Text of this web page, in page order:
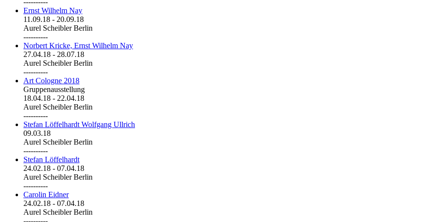
Ernst Wilhelm Nay
11.09.18 - 20.09.18
Aurel Scheibler Berlin
----------
Norbert Kricke, Ernst Wilhelm Nay
27.04.18 - 28.07.18
Aurel Scheibler Berlin
----------
Art Cologne 2018
Gruppenausstellung
18.04.18 - 22.04.18
Aurel Scheibler Berlin
----------
Stefan Löffelhardt Wolfgang Ullrich
09.03.18
Aurel Scheibler Berlin
----------
Stefan Löffelhardt
24.02.18 - 07.04.18
Aurel Scheibler Berlin
----------
Carolin Eidner
24.02.18 - 07.04.18
Aurel Scheibler Berlin